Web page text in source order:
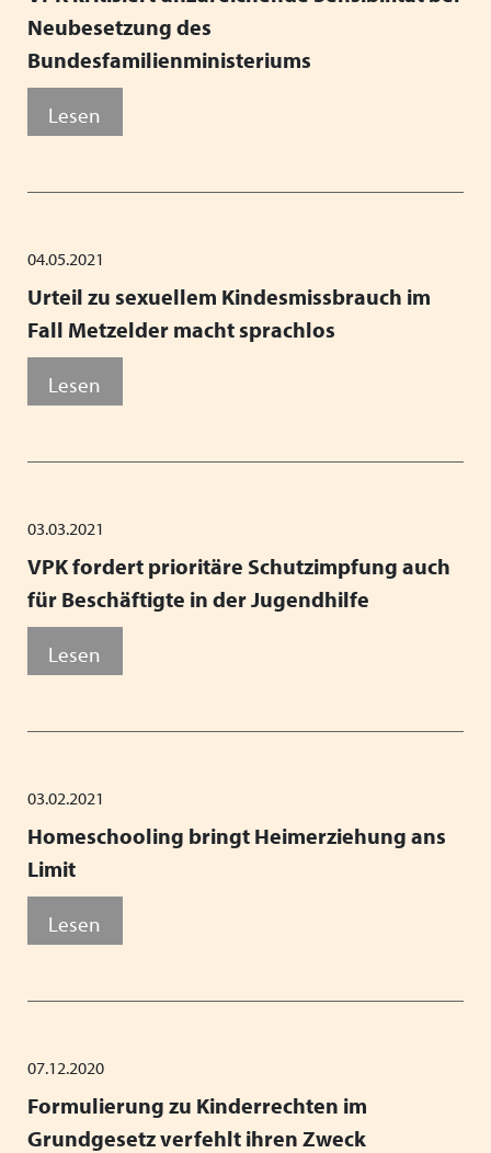
Neubesetzung des
Bundesfamilienministeriums
Lesen
04.05.2021
Urteil zu sexuellem Kindesmissbrauch im
Fall Metzelder macht sprachlos
Lesen
03.03.2021
VPK fordert prioritäre Schutzimpfung auch
für Beschäftigte in der Jugendhilfe
Lesen
03.02.2021
Homeschooling bringt Heimerziehung ans
Limit
Lesen
07.12.2020
Formulierung zu Kinderrechten im
Grundgesetz verfehlt ihren Zweck